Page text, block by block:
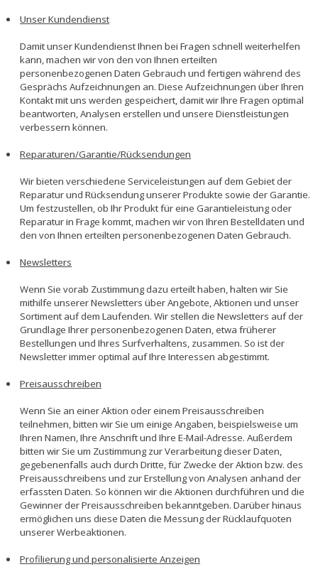
Unser Kundendienst
Damit unser Kundendienst Ihnen bei Fragen schnell weiterhelfen
kann, machen wir von den von Ihnen erteilten
personenbezogenen Daten Gebrauch und fertigen während des
Gesprächs Aufzeichnungen an. Diese Aufzeichnungen über Ihren
Kontakt mit uns werden gespeichert, damit wir Ihre Fragen optimal
beantworten, Analysen erstellen und unsere Dienstleistungen
verbessern können.
Reparaturen/Garantie/Rücksendungen
Wir bieten verschiedene Serviceleistungen auf dem Gebiet der
Reparatur und Rücksendung unserer Produkte sowie der Garantie.
Um festzustellen, ob Ihr Produkt für eine Garantieleistung oder
Reparatur in Frage kommt, machen wir von Ihren Bestelldaten und
den von Ihnen erteilten personenbezogenen Daten Gebrauch.
Newsletters
Wenn Sie vorab Zustimmung dazu erteilt haben, halten wir Sie
mithilfe unserer Newsletters über Angebote, Aktionen und unser
Sortiment auf dem Laufenden. Wir stellen die Newsletters auf der
Grundlage Ihrer personenbezogenen Daten, etwa früherer
Bestellungen und Ihres Surfverhaltens, zusammen. So ist der
Newsletter immer optimal auf Ihre Interessen abgestimmt.
Preisausschreiben
Wenn Sie an einer Aktion oder einem Preisausschreiben
teilnehmen, bitten wir Sie um einige Angaben, beispielsweise um
Ihren Namen, Ihre Anschrift und Ihre E-Mail-Adresse. Außerdem
bitten wir Sie um Zustimmung zur Verarbeitung dieser Daten,
gegebenenfalls auch durch Dritte, für Zwecke der Aktion bzw. des
Preisausschreibens und zur Erstellung von Analysen anhand der
erfassten Daten. So können wir die Aktionen durchführen und die
Gewinner der Preisausschreiben bekanntgeben. Darüber hinaus
ermöglichen uns diese Daten die Messung der Rücklaufquoten
unserer Werbeaktionen.
Profilierung und personalisierte Anzeigen